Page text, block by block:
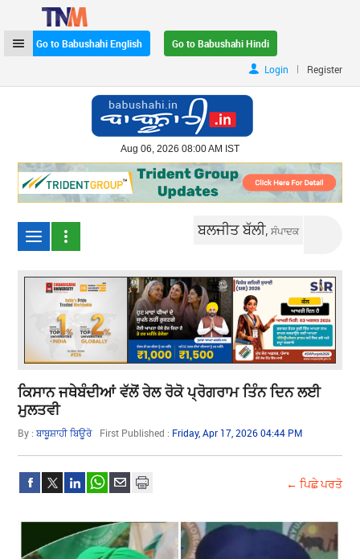
Go to Babushahi English
Go to Babushahi Hindi
Login
| Register
Aug 06, 2026 08:00 AM IST
ਬਲਜੀਤ ਬੱਲੀ,ਸੰਪਾਦਕ
ਕਿਸਾਨ ਜਥੇਬੰਦੀਆਂ ਵੱਲੋਂ ਰੇਲ ਰੋਕੋ ਪ੍ਰੋਗਰਾਮ ਤਿੰਨ ਦਿਨ ਲਈ
ਮੁਲਤਵੀ
By :ਬਾਬੂਸ਼ਾਹੀ ਬਿਊਰੋ First Published : Friday, Apr 17, 2026 04:44 PM
← ਪਿਛੇ ਪਰਤੋ